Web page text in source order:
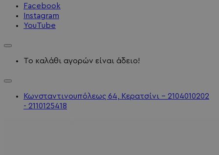
Facebook
Instagram
YouTube
Το καλάθι αγορών είναι άδειο!
Κωνσταντινουπόλεως 64, Κερατσίνι - 2104010202
- 2110125418